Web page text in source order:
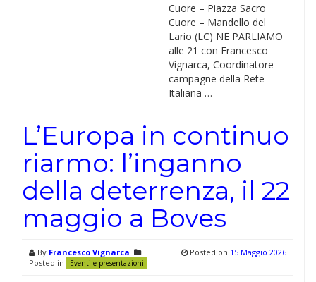
Cuore – Piazza Sacro
Cuore – Mandello del
Lario (LC) NE PARLIAMO
alle 21 con Francesco
Vignarca, Coordinatore
campagne della Rete
Italiana …
L’Europa in continuo
riarmo: l’inganno
della deterrenza, il 22
maggio a Boves
By Francesco Vignarca
Posted in
Eventi e presentazioni
Posted on 15 Maggio 2026